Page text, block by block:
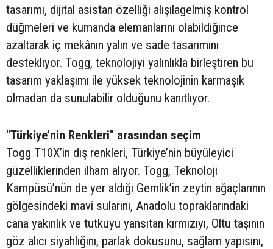
tasarımı, dijital asistan özelliği alışılagelmiş kontrol
düğmeleri ve kumanda elemanlarını olabildiğince
azaltarak iç mekânın yalın ve sade tasarımını
destekliyor. Togg, teknolojiyi yalınlıkla birleştiren bu
tasarım yaklaşımı ile yüksek teknolojinin karmaşık
olmadan da sunulabilir olduğunu kanıtlıyor.
"Türkiye’nin Renkleri" arasından seçim
Togg T10X’in dış renkleri, Türkiye’nin büyüleyici
güzelliklerinden ilham alıyor. Togg, Teknoloji
Kampüsü’nün de yer aldığı Gemlik’in zeytin ağaçlarının
gölgesindeki mavi sularını, Anadolu topraklarındaki
cana yakınlık ve tutkuyu yansıtan kırmızıyı, Oltu taşının
göz alıcı siyahlığını, parlak dokusunu, sağlam yapısını,